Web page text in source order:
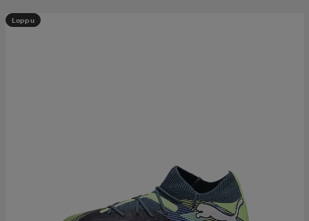
Loppu